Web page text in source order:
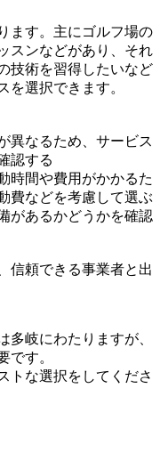
ます。主にゴルフ場の
スンなどがあり、それ
技術を習得したいなど
を選択できます。
異なるため、サービス
認する
時間や費用がかかるた
費などを考慮して選ぶ
があるかどうかを確認
信頼できる事業者と出
多岐にわたりますが、
です。
トな選択をしてくださ